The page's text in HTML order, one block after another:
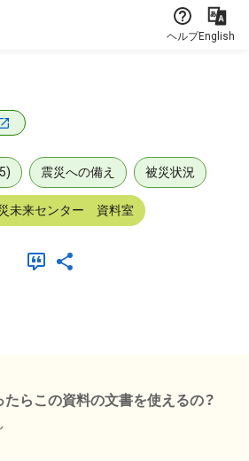
ヘルプEnglish
震災への備え 被災状況
未来センター 資料室
たらこの資料の文書を使えるの？